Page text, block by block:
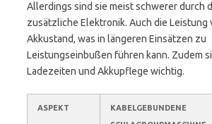
Allerdings sind sie meist schwerer durch
zusätzliche Elektronik. Auch die Leistung
Akkustand, was in längeren Einsätzen zu
Leistungseinbußen führen kann. Zudem
Ladezeiten und Akkupflege wichtig.
ASPEKT
KABELGEBUNDENE